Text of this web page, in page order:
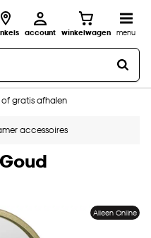
account winkelwagen menu
gratis afhalen
opmeten aan huis
accessoires
Alleen Online